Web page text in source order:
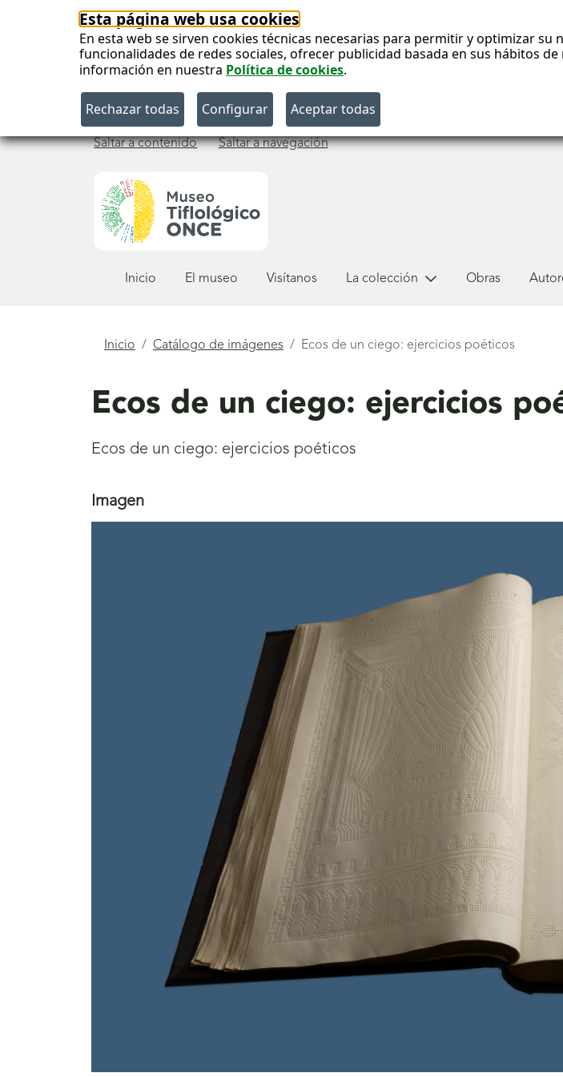
Esta página web usa cookies
En esta web se sirven cookies técnicas necesarias para permitir y optimizar
funcionalidades de redes sociales, ofrecer publicidad basada en sus hábitos
información en nuestra Política de cookies.
Saltar a contenido Saltar a navegación
Inicio El museo Visítanos La colección Obras
Está
Inicio Catálogo de imágenes Ecos de un ciego: ejercicios poéticos
Ecos de un ciego: ejercicios
Ecos de un ciego: ejercicios poéticos
Imagen